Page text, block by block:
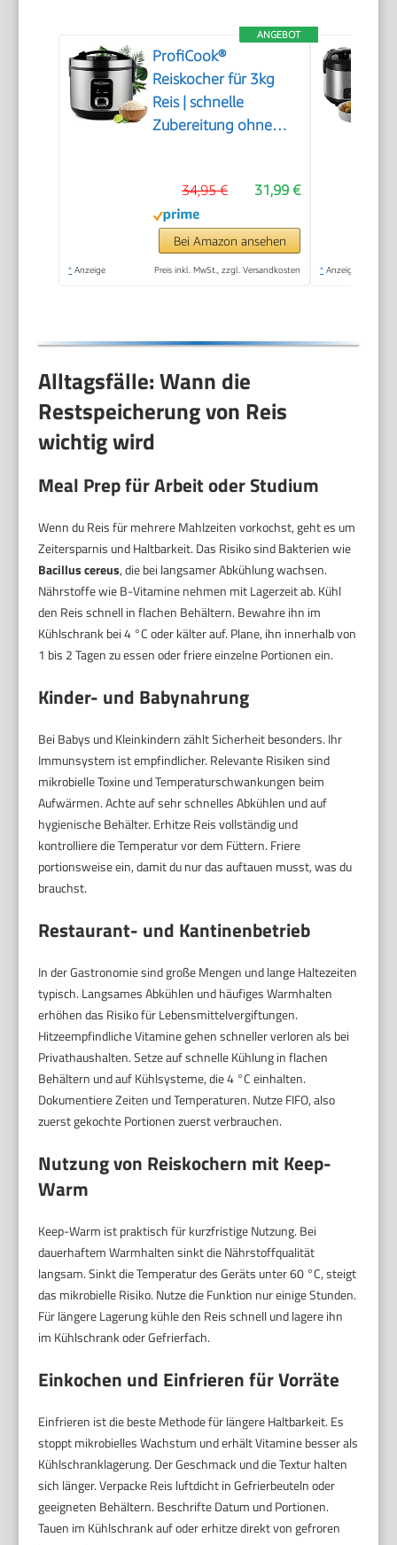
ANGEBOT
ProfiCook®
Reiskocher für 3kg
Reis | schnelle
Zubereitung ohne
inkl. Messbecher &
Reislöffel | Rice
Cooker mit Antihaft |
Reiskocher mit
31,99 €
34,95 €
Bei Amazon ansehen
* Anzeige Preis inkl. MwSt., zzgl. Versandkosten * Anzeige
Alltagsfälle: Wann die
Restspeicherung von Reis
wichtig wird
Meal Prep für Arbeit oder Studium
Wenn du Reis für mehrere Mahlzeiten vorkochst, geht es um
Zeitersparnis und Haltbarkeit. Das Risiko sind Bakterien wie
Bacillus cereus, die bei langsamer Abkühlung wachsen.
Nährstoffe wie B-Vitamine nehmen mit Lagerzeit ab. Kühl
den Reis schnell in flachen Behältern. Bewahre ihn im
Kühlschrank bei 4 °C oder kälter auf. Plane, ihn innerhalb von
1 bis 2 Tagen zu essen oder friere einzelne Portionen ein.
Kinder- und Babynahrung
Bei Babys und Kleinkindern zählt Sicherheit besonders. Ihr
Immunsystem ist empfindlicher. Relevante Risiken sind
mikrobielle Toxine und Temperaturschwankungen beim
Aufwärmen. Achte auf sehr schnelles Abkühlen und auf
hygienische Behälter. Erhitze Reis vollständig und
kontrolliere die Temperatur vor dem Füttern. Friere
portionsweise ein, damit du nur das auftauen musst, was du
brauchst.
Restaurant- und Kantinenbetrieb
In der Gastronomie sind große Mengen und lange Haltezeiten
typisch. Langsames Abkühlen und häufiges Warmhalten
erhöhen das Risiko für Lebensmittelvergiftungen.
Hitzeempfindliche Vitamine gehen schneller verloren als bei
Privathaushalten. Setze auf schnelle Kühlung in flachen
Behältern und auf Kühlsysteme, die 4 °C einhalten.
Dokumentiere Zeiten und Temperaturen. Nutze FIFO, also
zuerst gekochte Portionen zuerst verbrauchen.
Nutzung von Reiskochern mit Keep-
Warm
Keep-Warm ist praktisch für kurzfristige Nutzung. Bei
dauerhaftem Warmhalten sinkt die Nährstoffqualität
langsam. Sinkt die Temperatur des Geräts unter 60 °C, steigt
das mikrobielle Risiko. Nutze die Funktion nur einige Stunden.
Für längere Lagerung kühle den Reis schnell und lagere ihn
im Kühlschrank oder Gefrierfach.
Einkochen und Einfrieren für Vorräte
Einfrieren ist die beste Methode für längere Haltbarkeit. Es
stoppt mikrobielles Wachstum und erhält Vitamine besser als
Kühlschranklagerung. Der Geschmack und die Textur halten
sich länger. Verpacke Reis luftdicht in Gefrierbeuteln oder
geeigneten Behältern. Beschrifte Datum und Portionen.
Tauen im Kühlschrank auf oder erhitze direkt von gefroren